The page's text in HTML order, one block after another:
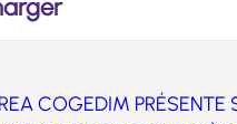
COGEDIM PRÉSENTE